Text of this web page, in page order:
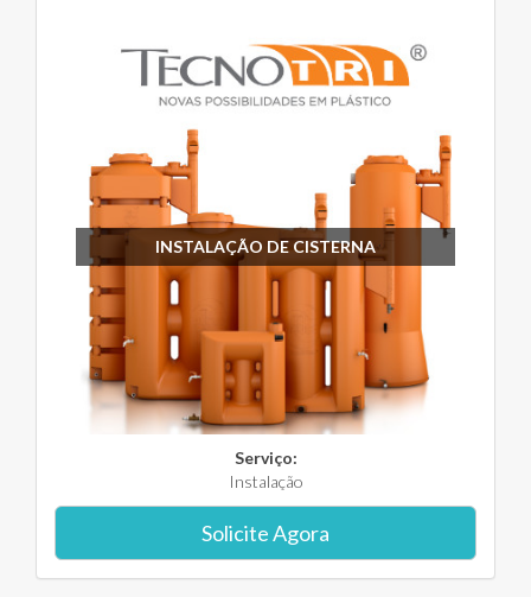
INSTALAÇÃO DE CISTERNA
Serviço:
Instalação
Solicite Agora